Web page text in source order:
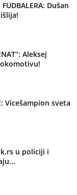
Dušan
Aleksej
Vicešampion sveta
u policiji i